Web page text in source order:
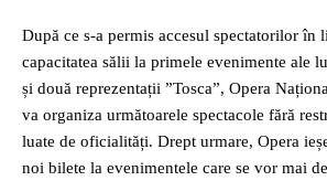
După ce s-a permis accesul spectatorilor în
capacitatea sălii la primele evenimente ale
și două reprezentații ”Tosca”, Opera
va organiza următoarele spectacole fără
luate de oficialități. Drept urmare, Opera
noi bilete la evenimentele care se vor mai